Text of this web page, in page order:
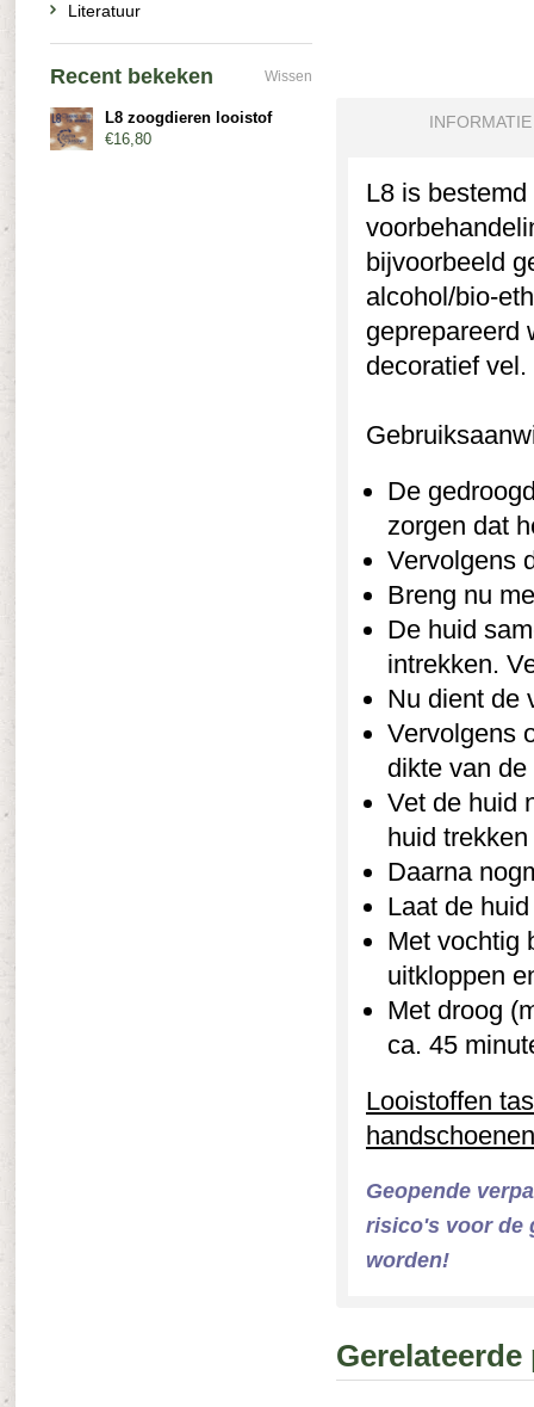
INFORMATIE
L8 is
bijvoorbeeld
alcohol/bio-
geprepareerd
decoratief
De
zorgen dat
Vervolgens
Breng nu
De huid
intrekken.
Nu dient de
Vervolgens
dikte van
Vet de huid
huid trekken
Daarna
Laat de
Met vochtig
uitkloppen
Met droog
ca. 45
Looistoffen
Geopende
risico's voor de
worden!
Literatuur
Recent bekeken Wissen
L8 zoogdieren looistof
€16,80